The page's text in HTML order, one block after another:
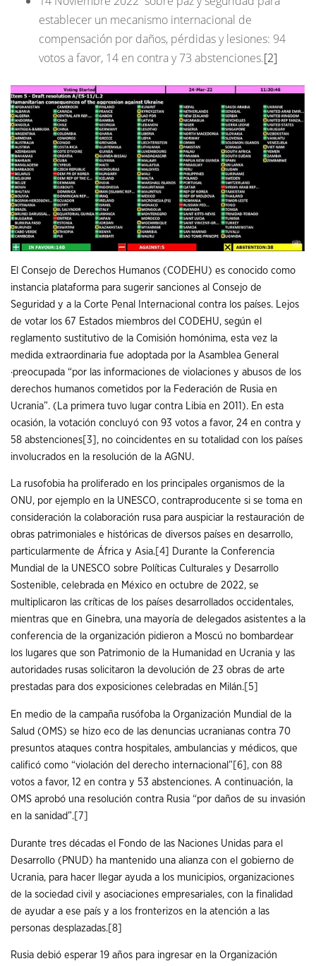
establecer un mecanismo internacional de
compensación por daños, pérdidas y lesiones: 94
votos a favor, 14 en contra y 73 abstenciones.[2]
El Consejo de Derechos Humanos (CODEHU) es conocido como
instancia plataforma para sugerir sanciones al Consejo de
Seguridad y a la Corte Penal Internacional contra los países. Lejos
de votar los 67 Estados miembros del CODEHU, según el
reglamento sustitutivo de la Comisión homónima, esta vez la
medida extraordinaria fue adoptada por la Asamblea General
·preocupada “por las informaciones de violaciones y abusos de los
derechos humanos cometidos por la Federación de Rusia en
Ucrania”. (La primera tuvo lugar contra Libia en 2011). En esta
ocasión, la votación concluyó con 93 votos a favor, 24 en contra y
58 abstenciones[3] , no coincidentes en su totalidad con los países
involucrados en la resolución de la AGNU.
La rusofobia ha proliferado en los principales organismos de la
ONU, por ejemplo en la UNESCO, contraproducente si se toma en
consideración la colaboración rusa para auspiciar la restauración de
obras patrimoniales e históricas de diversos países en desarrollo,
particularmente de África y Asia. [4]
Durante la Conferencia
Mundial de la UNESCO sobre Políticas Culturales y Desarrollo
Sostenible, celebrada en México en octubre de 2022, se
multiplicaron las críticas de los países desarrollados occidentales,
mientras que en Ginebra, una mayoría de delegados asistentes a la
conferencia de la organización pidieron a Moscú no bombardear
los lugares que son Patrimonio de la Humanidad en Ucrania y las
autoridades rusas solicitaron la devolución de 23 obras de arte
prestadas para dos exposiciones celebradas en Milán. [5]
En medio de la campaña rusófoba la Organización Mundial de la
Salud (OMS) se hizo eco de las denuncias ucranianas contra 70
presuntos ataques contra hospitales, ambulancias y médicos, que
calificó como “violación del derecho internacional” [6] , con 88
votos a favor, 12 en contra y 53 abstenciones. A continuación, la
OMS aprobó una resolución contra Rusia “por daños de su invasión
en la sanidad”. [7]
Durante tres décadas el Fondo de las Naciones Unidas para el
Desarrollo (PNUD) ha mantenido una alianza con el gobierno de
Ucrania, para hacer llegar ayuda a los municipios, organizaciones
de la sociedad civil y asociaciones empresariales, con la finalidad
de ayudar a ese país y a los fronterizos en la atención a las
personas desplazadas.[8]
Rusia debió esperar 19 años para ingresar en la Organización